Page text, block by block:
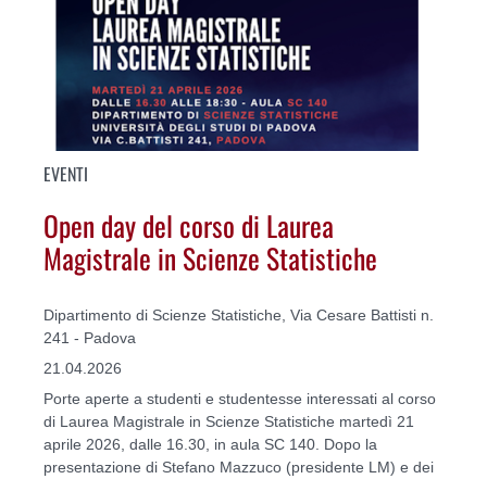
EVENTI
Open day del corso di Laurea
Magistrale in Scienze Statistiche
Dipartimento di Scienze Statistiche, Via Cesare Battisti n.
241 - Padova
21.04.2026
Porte aperte a studenti e studentesse interessati al corso
di Laurea Magistrale in Scienze Statistiche martedì 21
aprile 2026, dalle 16.30, in aula SC 140. Dopo la
presentazione di Stefano Mazzuco (presidente LM) e dei